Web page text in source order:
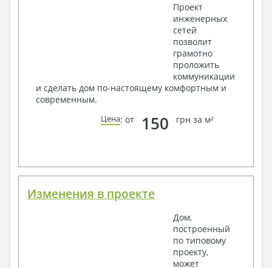
Условные обозначения с общими данными
Поэтажная система водоснабжения и
Аксонометрическая схема водоснабжения и
Узлы и спецификация материалов
Отопление, вентиляция
Система вентиляции
Спецификация материалов
План сетей освещения, план силовых сетей
Схема системы уравнения потенциалов
Схема повторного контура заземления
Проект
инженерных
сетей
позволит
грамотно
проложить
коммуникации
и сделать дом по-настоящему комфортным и
современным.
Цена: от 150 грн за м²
Изменения в проекте
Дом,
построенный
по типовому
проекту,
может